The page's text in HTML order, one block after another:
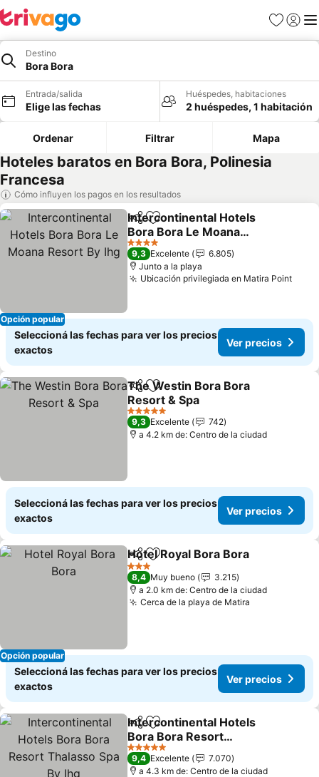
Favoritos
Iniciar
Destino
Bora Bora
Entrada/salida
Elige las fechas
Huéspedes, habitaciones
2 huéspedes, 1 habitación
Ordenar Filtrar Mapa
Hoteles baratos en Bora Bora, Polinesia
Francesa
Cómo influyen los pagos en los resultados
Opción popular
CompartirAñadir a favoritos
Intercontinental Hotels
Bora Bora Le Moana
Resort By Ihg
4 Estrellas
9,3 Excelente
6.805
Junto a la playa
Ubicación privilegiada en Matira Point
Seleccioná las fechas para ver los precios
exactos
Ver precios
Compartir
Añadir a favoritos
The Westin Bora Bora
Resort & Spa
5 Estrellas
9,3 Excelente
742
a 4.2 km de: Centro de la ciudad
Seleccioná las fechas para ver los precios
exactos
Ver precios
Opción popular
CompartirAñadir a favoritos
Hotel Royal Bora Bora
3 Estrellas
8,4 Muy bueno
3.215
a 2.0 km de: Centro de la ciudad
Cerca de la playa de Matira
Seleccioná las fechas para ver los precios
exactos
Ver precios
CompartirAñadir a favoritos
Intercontinental Hotels
Bora Bora Resort
Thalasso Spa By Ihg
5 Estrellas
9,4 Excelente
7.070
a 4.3 km de: Centro de la ciudad